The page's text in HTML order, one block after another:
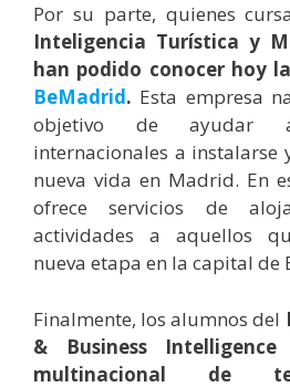
Por su parte, quienes
Inteligencia Turística y
han podido conocer hoy
BeMadrid. Esta empresa
objetivo de ayudar
internacionales a instalarse
nueva vida en Madrid. En
ofrece servicios de
actividades a aquellos
nueva etapa en la capital de
Finalmente, los alumnos del
& Business
multinacional de